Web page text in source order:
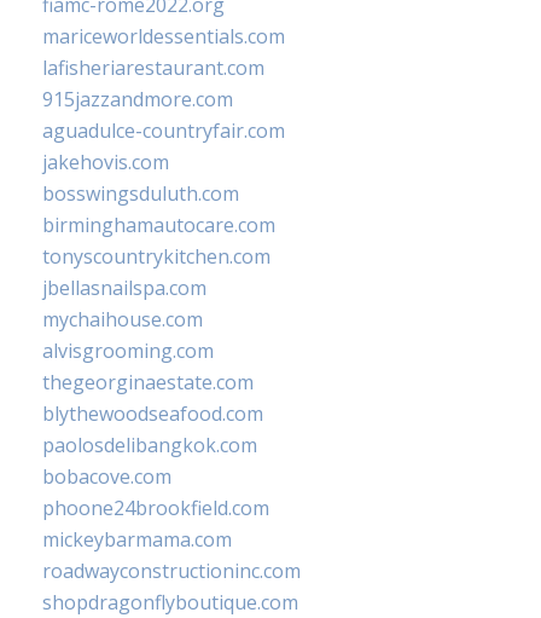
mariceworldessentials.com
lafisheriarestaurant.com
915jazzandmore.com
aguadulce-countryfair.com
jakehovis.com
bosswingsduluth.com
birminghamautocare.com
tonyscountrykitchen.com
jbellasnailspa.com
mychaihouse.com
alvisgrooming.com
thegeorginaestate.com
blythewoodseafood.com
paolosdelibangkok.com
bobacove.com
phoone24brookfield.com
mickeybarmama.com
roadwayconstructioninc.com
shopdragonflyboutique.com